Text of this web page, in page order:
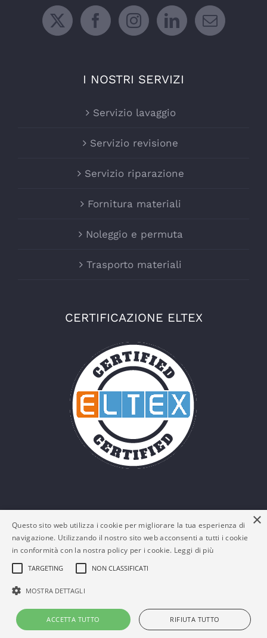
I NOSTRI SERVIZI
Servizio lavaggio
Servizio revisione
Servizio riparazione
Fornitura materiali
Noleggio e permuta
Trasporto materiali
CERTIFICAZIONE ELTEX
© Eltex Srl - P. IVA: 03161180132 -
×
Questo sito web utilizza i cookie per migliorare la tua esperienza di
navigazione. Utilizzando il nostro sito web acconsenti a tutti i cookie
in conformità con la nostra policy per i cookie. Leggi di più
TARGETING NON CLASSIFICATI
MOSTRA DETTAGLI
ACCETTA TUTTO RIFIUTA TUTTO